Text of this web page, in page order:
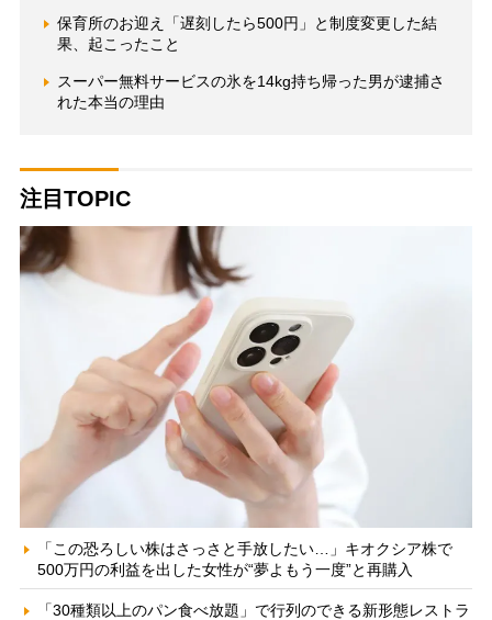
保育所のお迎え「遅刻したら500円」と制度変更した結
果、起こったこと
スーパー無料サービスの氷を14kg持ち帰った男が逮捕さ
れた本当の理由
注目TOPIC
「この恐ろしい株はさっさと手放したい…」キオクシア株で
500万円の利益を出した女性が“夢よもう一度”と再購入
「30種類以上のパン食べ放題」で行列のできる新形態レストラ